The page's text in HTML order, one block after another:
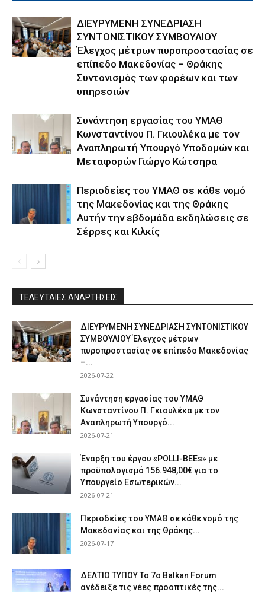
ΔΙΕΥΡΥΜΕΝΗ ΣΥΝΕΔΡΙΑΣΗ
ΣΥΝΤΟΝΙΣΤΙΚΟΥ ΣΥΜΒΟΥΛΙΟΥ
Έλεγχος μέτρων πυροπροστασίας σε
επίπεδο Μακεδονίας – Θράκης
Συντονισμός των φορέων και των
υπηρεσιών
Συνάντηση εργασίας του ΥΜΑΘ
Κωνσταντίνου Π. Γκιουλέκα με τον
Αναπληρωτή Υπουργό Υποδομών και
Μεταφορών Γιώργο Κώτσηρα
Περιοδείες του ΥΜΑΘ σε κάθε νομό
της Μακεδονίας και της Θράκης
Αυτήν την εβδομάδα εκδηλώσεις σε
Σέρρες και Κιλκίς
ΤΕΛΕΥΤΑΙΕΣ ΑΝΑΡΤΗΣΕΙΣ
ΔΙΕΥΡΥΜΕΝΗ ΣΥΝΕΔΡΙΑΣΗ ΣΥΝΤΟΝΙΣΤΙΚΟΥ
ΣΥΜΒΟΥΛΙΟΥ Έλεγχος μέτρων
πυροπροστασίας σε επίπεδο Μακεδονίας
–...
2026-07-22
Συνάντηση εργασίας του ΥΜΑΘ
Κωνσταντίνου Π. Γκιουλέκα με τον
Αναπληρωτή Υπουργό...
2026-07-21
Έναρξη του έργου «POLLI-BEEs» με
προϋπολογισμό 156.948,00€ για το
Υπουργείο Εσωτερικών...
2026-07-21
Περιοδείες του ΥΜΑΘ σε κάθε νομό της
Μακεδονίας και της Θράκης...
2026-07-17
ΔΕΛΤΙΟ ΤΥΠΟΥ Το 7ο Balkan Forum
ανέδειξε τις νέες προοπτικές της...